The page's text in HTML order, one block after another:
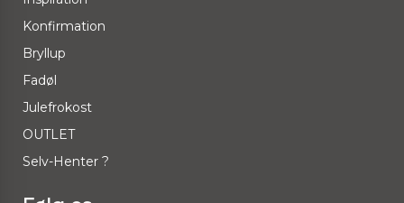
Konfirmation
Bryllup
Fadøl
Julefrokost
OUTLET
Selv-Henter ?